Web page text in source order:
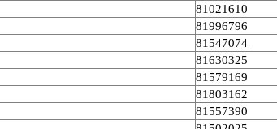
81021610
81996796
81547074
81630325
81579169
81803162
81557390